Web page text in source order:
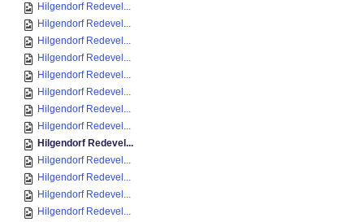
Hilgendorf Redevel...
Hilgendorf Redevel...
Hilgendorf Redevel...
Hilgendorf Redevel...
Hilgendorf Redevel...
Hilgendorf Redevel...
Hilgendorf Redevel...
Hilgendorf Redevel...
Hilgendorf Redevel...
Hilgendorf Redevel...
Hilgendorf Redevel...
Hilgendorf Redevel...
Hilgendorf Redevel...